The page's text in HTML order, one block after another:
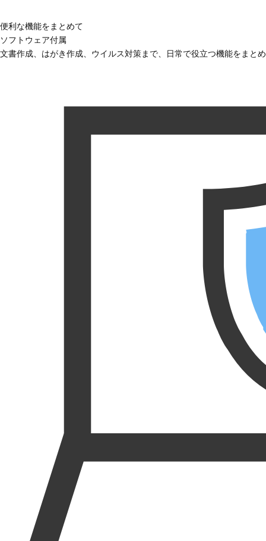
便利な機能をまとめて
ソフトウェア付属
文書作成、はがき作成、ウイルス対策まで、日常で役立つ機能をまと